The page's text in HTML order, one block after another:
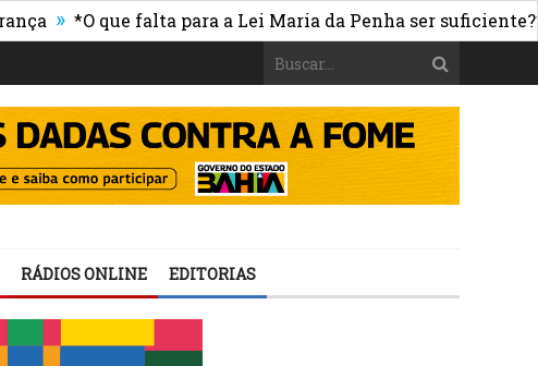
*O que falta para a Lei Maria da Penha ser suficiente?* _Por
RÁDIOS ONLINE EDITORIAS